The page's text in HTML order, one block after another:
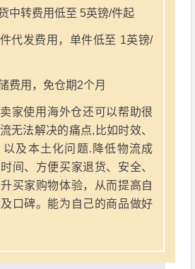
中转费用低至 5英镑/件起
代发费用，单件低至 1英镑/
费用，免仓期2个月
家使用海外仓还可以帮助很
无法解决的痛点,比如时效、
以及本土化问题.降低物流成
间、方便买家退货、安全、
买家购物体验，从而提高自
口碑。能为自己的商品做好